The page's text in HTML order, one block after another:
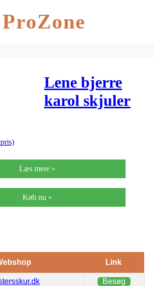
ProZone
Lene bjerre
karol skjuler
Læs mere »
Køb nu »
Link
Besøg